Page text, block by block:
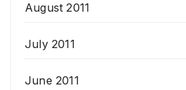
August 2011
July 2011
June 2011